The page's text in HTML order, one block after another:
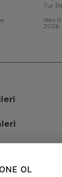
Tur
Yeni
2026
(850) 473
OL